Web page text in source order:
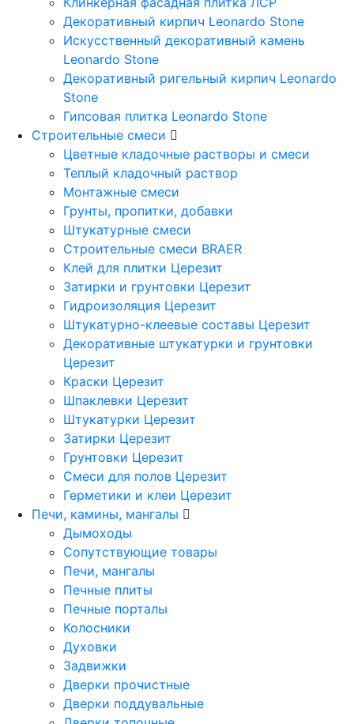
Декоративный кирпич Leonardo Stone
Искусственный декоративный камень
Leonardo Stone
Декоративный ригельный кирпич Leonardo
Stone
Гипсовая плитка Leonardo Stone
Строительные смеси
Цветные кладочные растворы и смеси
Теплый кладочный раствор
Монтажные смеси
Грунты, пропитки, добавки
Штукатурные смеси
Строительные смеси BRAER
Клей для плитки Церезит
Затирки и грунтовки Церезит
Гидроизоляция Церезит
Штукатурно-клеевые составы Церезит
Декоративные штукатурки и грунтовки
Церезит
Краски Церезит
Шпаклевки Церезит
Штукатурки Церезит
Затирки Церезит
Грунтовки Церезит
Смеси для полов Церезит
Герметики и клеи Церезит
Печи, камины, мангалы
Дымоходы
Сопутствующие товары
Печи, мангалы
Печные плиты
Печные порталы
Колосники
Духовки
Задвижки
Дверки прочистные
Дверки поддувальные